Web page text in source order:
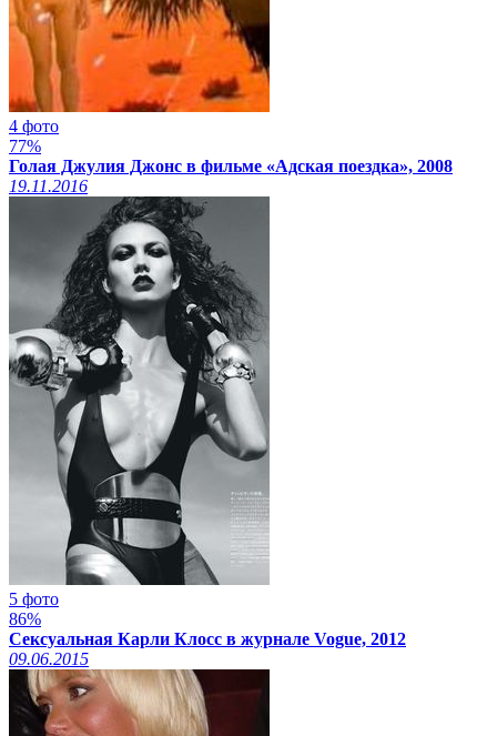
4 фото
77%
Голая Джулия Джонс в фильме «Адская поездка», 2008
19.11.2016
5 фото
86%
Сексуальная Карли Клосс в журнале Vogue, 2012
09.06.2015